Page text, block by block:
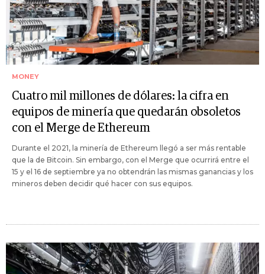
MONEY
Cuatro mil millones de dólares: la cifra en
equipos de minería que quedarán obsoletos
con el Merge de Ethereum
Durante el 2021, la minería de Ethereum llegó a ser más rentable
que la de Bitcoin. Sin embargo, con el Merge que ocurrirá entre el
15 y el 16 de septiembre ya no obtendrán las mismas ganancias y los
mineros deben decidir qué hacer con sus equipos.